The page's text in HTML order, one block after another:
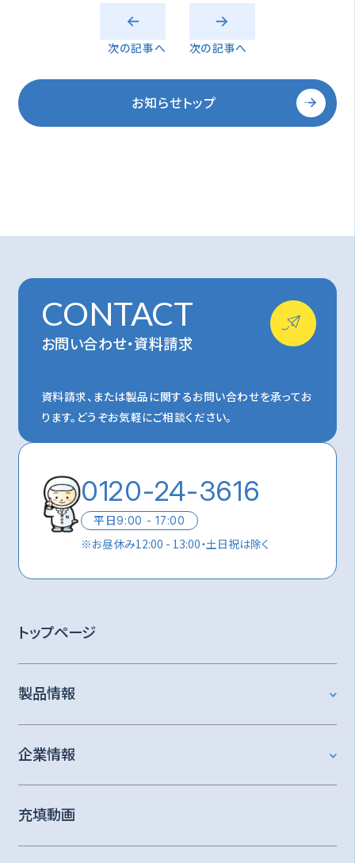
次の記事へ 次の記事へ
お知らせトップ
CONTACT
お問い合わせ・資料請求
資料請求、または製品に関するお問い合わせを承ってお
ります。 どうぞお気軽にご相談ください。
0120-24-3616
平日9:00 - 17:00
※お昼休み12:00 - 13:00・土日祝は除く
トップページ
製品情報
企業情報
充填動画